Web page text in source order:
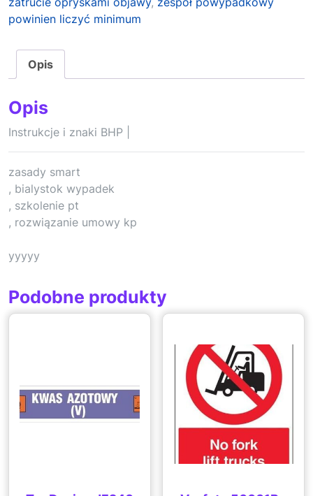
powinien liczyć minimum
Opis
Opis
Instrukcje i znaki BHP |
zasady smart
, bialystok wypadek
, szkolenie pt
, rozwiązanie umowy kp
yyyyy
Podobne produkty